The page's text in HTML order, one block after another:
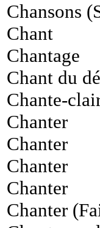
Chansons
Chant
Chantage
Chant du
Chante-
Chanter
Chanter
Chanter
Chanter
Chanter